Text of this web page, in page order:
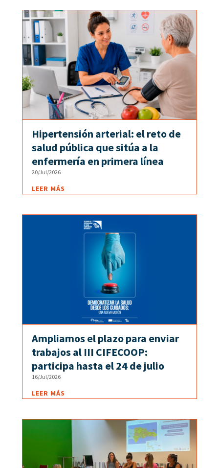
Hipertensión arterial: el reto de
salud pública que sitúa a la
enfermería en primera línea
20/Jul/2026
LEER MÁS
Ampliamos el plazo para enviar
trabajos al III CIFECOOP:
participa hasta el 24 de julio
16/Jul/2026
LEER MÁS